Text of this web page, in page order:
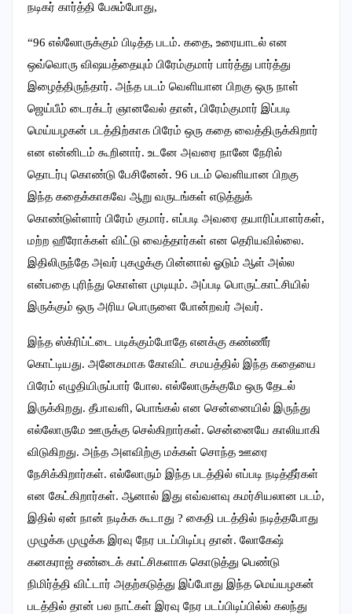
நடிகர் கார்த்தி பேசும்போது,
“96 எல்லோருக்கும் பிடித்த படம். கதை, உரையாடல் என
ஒவ்வொரு விஷயத்தையும் பிரேம்குமார் பார்த்து பார்த்து
இழைத்திருந்தார். அந்த படம் வெளியான பிறகு ஒரு நாள்
ஜெய்பீம் டைரக்டர் ஞானவேல் தான், பிரேம்குமார் இப்படி
மெய்யழகன் படத்திற்காக பிரேம் ஒரு கதை வைத்திருக்கிறார்
என என்னிடம் கூறினார். உடனே அவரை நானே நேரில்
தொடர்பு கொண்டு பேசினேன். 96 படம் வெளியான பிறகு
இந்த கதைக்காகவே ஆறு வருடங்கள் எடுத்துக்
கொண்டுள்ளார் பிரேம் குமார். எப்படி அவரை தயாரிப்பாளர்கள்,
மற்ற ஹீரோக்கள் விட்டு வைத்தார்கள் என தெரியவில்லை.
இதிலிருந்தே அவர் புகழுக்கு பின்னால் ஓடும் ஆள் அல்ல
என்பதை புரிந்து கொள்ள முடியும். அப்படி பொருட்காட்சியில்
இருக்கும் ஒரு அரிய பொருளை போன்றவர் அவர்.
இந்த ஸ்க்ரிப்ட்டை படிக்கும்போதே எனக்கு கண்ணீர்
கொட்டியது. அனேகமாக கோவிட் சமயத்தில் இந்த கதையை
பிரேம் எழுதியிருப்பார் போல. எல்லோருக்குமே ஒரு தேடல்
இருக்கிறது. தீபாவளி, பொங்கல் என சென்னையில் இருந்து
எல்லோருமே ஊருக்கு செல்கிறார்கள். சென்னையே காலியாகி
விடுகிறது. அந்த அளவிற்கு மக்கள் சொந்த ஊரை
நேசிக்கிறார்கள். எல்லோரும் இந்த படத்தில் எப்படி நடித்தீர்கள்
என கேட்கிறார்கள். ஆனால் இது எவ்வளவு கமர்சியலான படம்,
இதில் ஏன் நான் நடிக்க கூடாது ? கைதி படத்தில் நடித்தபோது
முழுக்க முழுக்க இரவு நேர படப்பிடிப்பு தான். லோகேஷ்
கனகராஜ் சண்டைக் காட்சிகளாக கொடுத்து பெண்டு
நிமிர்த்தி விட்டார் அதற்கடுத்து இப்போது இந்த மெய்யழகன்
படத்தில் தான் பல நாட்கள் இரவு நேர படப்பிடிப்பில்ல் கலந்து